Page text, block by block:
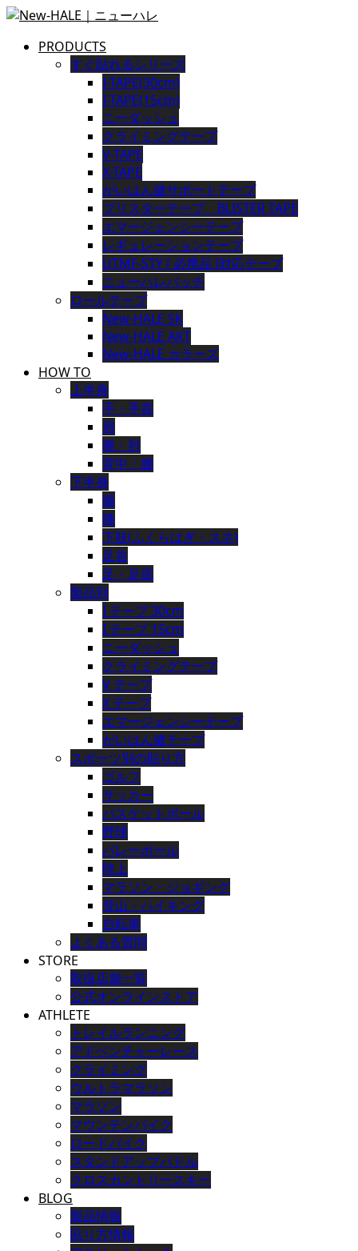
PRODUCTS
すぐ貼れるシリーズ
I-TAPE(30cm)
I-TAPE(15cm)
ニーダッシュ
クライミングテープ
V-TAPE
X-TAPE
がいはん健サポートテープ
ブリスターテープ BLISTER TAPE
エマージェンシーテープ
レギュレーションテープ
UTMF-STY [ 必携品 ]対応テープ
ニューハレパッチ
ロールテープ
New-HALE SK
New-HALE AKT
New-HALE カラーズ
HOW TO
上半身
手・手首
肩
腕・肘
背中・腰
下半身
腿
膝
下肢(ふくらはぎ・スネ)
足首
足・足底
製品別
I テープ 30cm
I テープ 15cm
ニーダッシュ
クライミングテープ
V テープ
X テープ
エマージェンシーテープ
がいはん健テープ
スポーツ別の貼り方
ゴルフ
サッカー
バスケットボール
野球
バレーボール
陸上
マラソン・ジョギング
登山・ハイキング
自転車
よくある質問
STORE
取扱店舗一覧
公式オンラインストア
ATHLETE
トレイルランニング
アドベンチャーレース
クライミング
ウルトラマラソン
マラソン
マウンテンバイク
ロードバイク
スタンドアップパドル
クロスカントリースキー
BLOG
製品情報
貼り方情報